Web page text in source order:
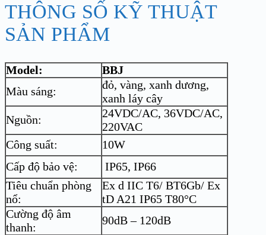
THÔNG SỐ KỸ THUẬT
SẢN PHẨM
Model:
BBJ
Màu sáng:
đỏ, vàng, xanh dương,
xanh láy cây
Nguồn:
24VDC/AC, 36VDC/AC,
220VAC
Công suất:
10W
Cấp độ bảo vệ:
IP65, IP66
Tiêu chuẩn phòng
nổ:
Ex d IIC T6/ BT6Gb/ Ex
tD A21 IP65 T80°C
Cường độ âm
thanh:
90dB – 120dB